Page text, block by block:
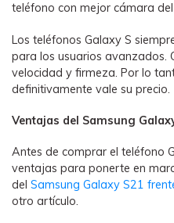
teléfono con mejor cámara
Los teléfonos Galaxy S
para los usuarios avanzados.
velocidad y firmeza. Por lo
definitivamente vale su precio.
Ventajas del Samsung
Antes de comprar el teléfono
ventajas para ponerte en
del Samsung Galaxy S21
otro artículo.